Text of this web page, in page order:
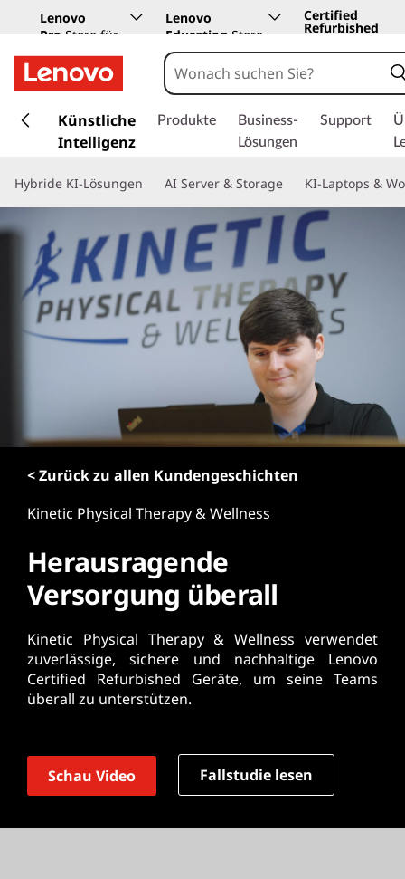
Lenovo
Pro Store für
Unternehmen
Lenovo
Education Store
Certified
Refurbished
u
a
h
Künstliche
Intelligenz
Produkte
Business-
Lösungen
Support
Hybride KI-Lösungen AI Server & Storage KI-Laptops &
< Zurück zu allen Kundengeschichten
Kinetic Physical Therapy & Wellness
Herausragende
Versorgung überall
Kinetic Physical Therapy & Wellness verwendet
zuverlässige, sichere und nachhaltige Lenovo
Certified Refurbished Geräte, um seine Teams
überall zu unterstützen.
Schau Video Fallstudie lesen